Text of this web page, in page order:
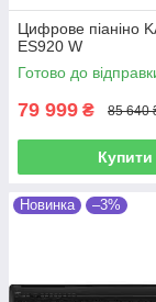
Цифрове піаніно
ES920 W
Готово до
79 999 ₴ 85 640
Купити
Новинка –3%